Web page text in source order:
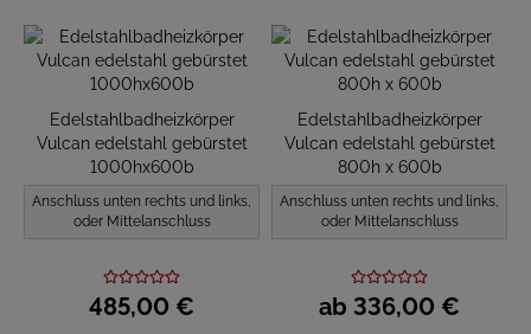
Edelstahlbadheizkörper
Vulcan edelstahl gebürstet
1000hx600b
Anschluss unten rechts und links,
oder Mittelanschluss
485,00 €
Edelstahlbadheizkörper
Vulcan edelstahl gebürstet
800h x 600b
Anschluss unten rechts und links,
oder Mittelanschluss
ab 336,00 €